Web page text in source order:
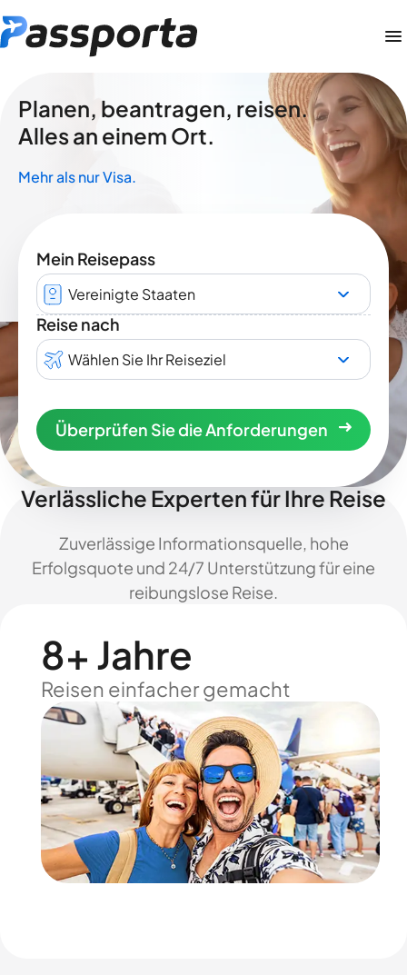
Planen, beantragen, reisen.
Alles an einem Ort.
Mehr als nur Visa.
Mein Reisepass
Vereinigte Staaten
Reise nach
Wählen Sie Ihr Reiseziel
Überprüfen Sie die Anforderungen
Verlässliche Experten für Ihre Reise
Zuverlässige Informationsquelle, hohe
Erfolgsquote und 24/7 Unterstützung für eine
reibungslose Reise.
8+ Jahre
Reisen einfacher gemacht